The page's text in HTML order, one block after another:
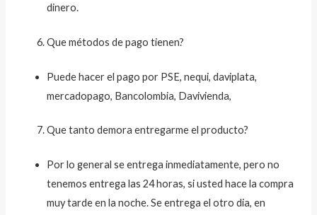
dinero.
Que métodos de pago tienen?
Puede hacer el pago por PSE, nequi, daviplata,
mercadopago, Bancolombia, Davivienda,
Que tanto demora entregarme el producto?
Por lo general se entrega inmediatamente, pero no
tenemos entrega las 24 horas, si usted hace la compra
muy tarde en la noche. Se entrega el otro dia, en